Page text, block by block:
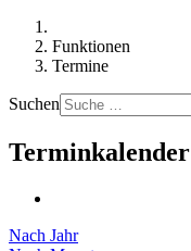
Funktionen
Termine
Suchen
Terminkalender
Nach Jahr